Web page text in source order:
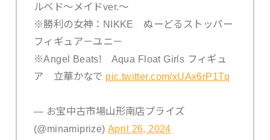
ルベド～メイドver.～
※勝利の女神：NIKKE ぬーどるストッパー
フィギュア－ユニ－
※Angel Beats! Aqua Float Girls フィギュ
ア 立華かなで pic.twitter.com/xUAx6rP1Tq
— お宝中古市場山形南店プライズ
(@minamiprize)April 26, 2024